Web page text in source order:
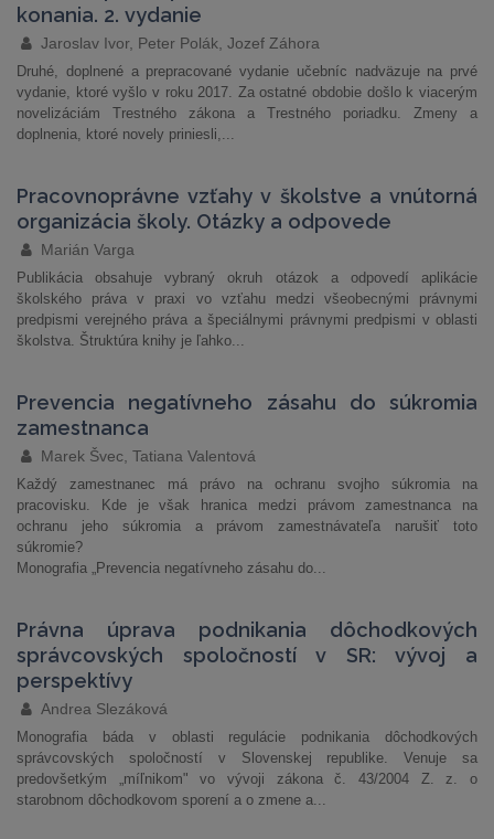
konania. 2. vydanie
Jaroslav Ivor, Peter Polák, Jozef Záhora
Druhé, doplnené a prepracované vydanie učebníc nadväzuje na prvé
vydanie, ktoré vyšlo v roku 2017. Za ostatné obdobie došlo k viacerým
novelizáciám Trestného zákona a Trestného poriadku. Zmeny a
doplnenia, ktoré novely priniesli,...
Pracovnoprávne vzťahy v školstve a vnútorná
organizácia školy. Otázky a odpovede
Marián Varga
Publikácia obsahuje vybraný okruh otázok a odpovedí aplikácie
školského práva v praxi vo vzťahu medzi všeobecnými právnymi
predpismi verejného práva a špeciálnymi právnymi predpismi v oblasti
školstva. Štruktúra knihy je ľahko...
Prevencia negatívneho zásahu do súkromia
zamestnanca
Marek Švec, Tatiana Valentová
Každý zamestnanec má právo na ochranu svojho súkromia na
pracovisku. Kde je však hranica medzi právom zamestnanca na
ochranu jeho súkromia a právom zamestnávateľa narušiť toto
súkromie?
Monografia „Prevencia negatívneho zásahu do...
Právna úprava podnikania dôchodkových
správcovských spoločností v SR: vývoj a
perspektívy
Andrea Slezáková
Monografia báda v oblasti regulácie podnikania dôchodkových
správcovských spoločností v Slovenskej republike. Venuje sa
predovšetkým „míľnikom" vo vývoji zákona č. 43/2004 Z. z. o
starobnom dôchodkovom sporení a o zmene a...